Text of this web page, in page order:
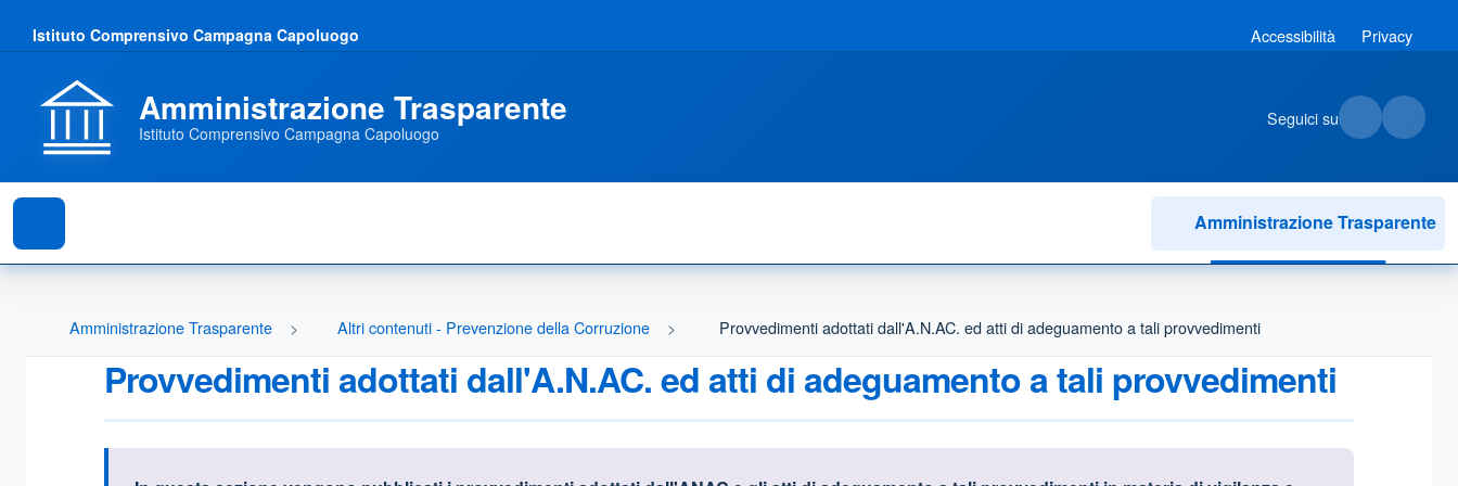
Istituto Comprensivo Campagna Capoluogo Accessibilità Privacy
Amministrazione Trasparente
Istituto Comprensivo Campagna Capoluogo
Seguici su
Amministrazione Trasparente
Amministrazione Trasparente Altri contenuti - Prevenzione della Corruzione Provvedimenti adottati dall'A.N.AC. ed atti di adeguamento a tali provvedimenti
Provvedimenti adottati dall'A.N.AC. ed atti di adeguamento a tali provvedimenti